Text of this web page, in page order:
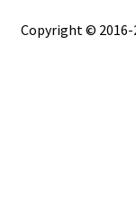
Copyright ©